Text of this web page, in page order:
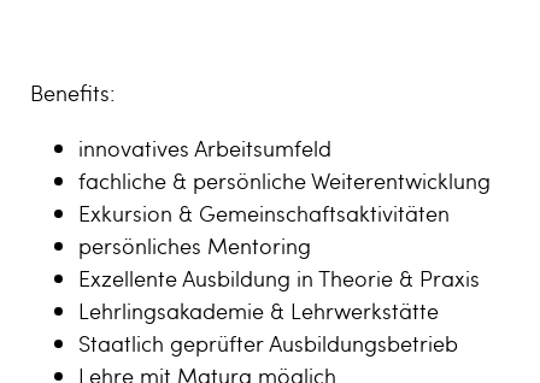
Benefits:
innovatives Arbeitsumfeld
fachliche & persönliche Weiterentwicklung
Exkursion & Gemeinschaftsaktivitäten
persönliches Mentoring
Exzellente Ausbildung in Theorie & Praxis
Lehrlingsakademie & Lehrwerkstätte
Staatlich geprüfter Ausbildungsbetrieb
Lehre mit Matura möglich